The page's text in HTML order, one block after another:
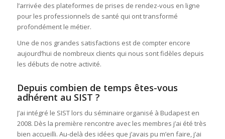
l’arrivée des plateformes de prises de rendez-vous en ligne
pour les professionnels de santé qui ont transformé
profondément le métier.
Une de nos grandes satisfactions est de compter encore
aujourd’hui de nombreux clients qui nous sont fidèles depuis
les débuts de notre activité.
Depuis combien de temps êtes-vous
adhérent au SIST ?
J’ai intégré le SIST lors du séminaire organisé à Budapest en
2008. Dès la première rencontre avec les membres j’ai été très
bien accueilli. Au-delà des idées que j’avais pu m’en faire, j’ai